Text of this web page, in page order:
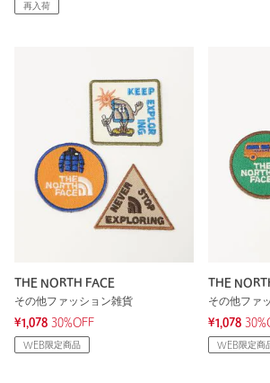
再入荷
THE NORTH FACE
その他ファッション雑貨
¥1,078 30%OFF
WEB限定商品
THE
その他ファ
¥1,078
WEB限定商